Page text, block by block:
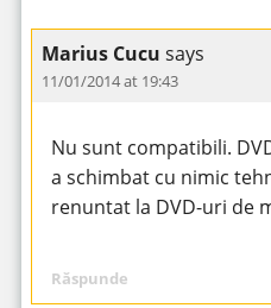
Marius Cucu says
11/01/2014 at 19:43
Nu sunt compatibili.
a schimbat cu nimic
renuntat la DVD-uri de
Răspunde